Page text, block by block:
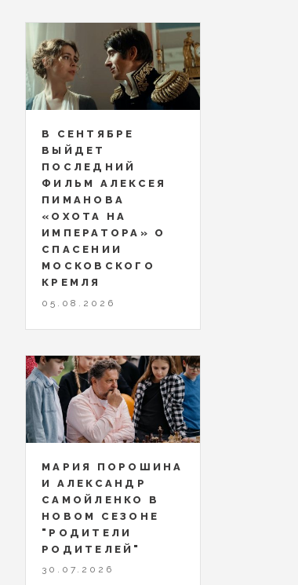
В СЕНТЯБРЕ
ВЫЙДЕТ
ПОСЛЕДНИЙ
ФИЛЬМ АЛЕКСЕЯ
ПИМАНОВА
«ОХОТА НА
ИМПЕРАТОРА» О
СПАСЕНИИ
МОСКОВСКОГО
КРЕМЛЯ
05.08.2026
МАРИЯ ПОРОШИНА
И АЛЕКСАНДР
САМОЙЛЕНКО В
НОВОМ СЕЗОНЕ
"РОДИТЕЛИ
РОДИТЕЛЕЙ"
30.07.2026